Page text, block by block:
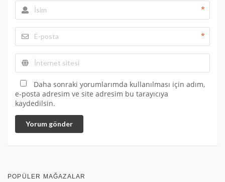
*
*
Daha sonraki yorumlarımda kullanılması için adım,
e-posta adresim ve site adresim bu tarayıcıya
kaydedilsin.
Yorum gönder
POPÜLER MAĞAZALAR